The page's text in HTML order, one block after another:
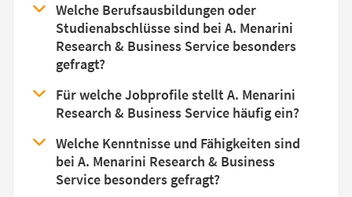
Welche Berufsausbildungen oder
Studienabschlüsse sind bei A. Menarini
Research & Business Service besonders
gefragt?
Für welche Jobprofile stellt A. Menarini
Research & Business Service häufig ein?
Welche Kenntnisse und Fähigkeiten sind
bei A. Menarini Research & Business
Service besonders gefragt?